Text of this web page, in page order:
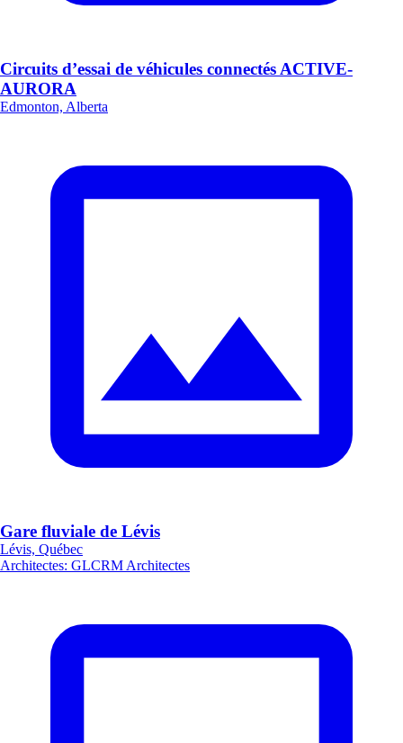
Circuits d’essai de véhicules connectés ACTIVE-
AURORA
Edmonton, Alberta
Gare fluviale de Lévis
Lévis, Québec
Architectes: GLCRM Architectes